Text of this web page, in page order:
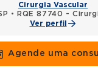
Cirurgia Vascular
• RQE 87740 -
Ver perfil
Agende uma